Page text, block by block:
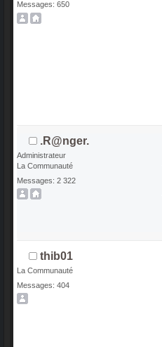
Messages: 650
.R@nger.
Administrateur
La Communauté
Messages: 2 322
thib01
La Communauté
Messages: 404